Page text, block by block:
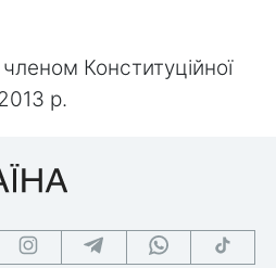
Конституційної
р.